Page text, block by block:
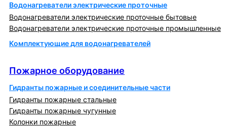
Водонагреватели электрические проточные
Водонагреватели электрические проточные бытовые
Водонагреватели электрические проточные промышленные
Комплектующие для водонагревателей
Пожарное оборудование
Гидранты пожарные и соединительные части
Гидранты пожарные стальные
Гидранты пожарные чугунные
Колонки пожарные